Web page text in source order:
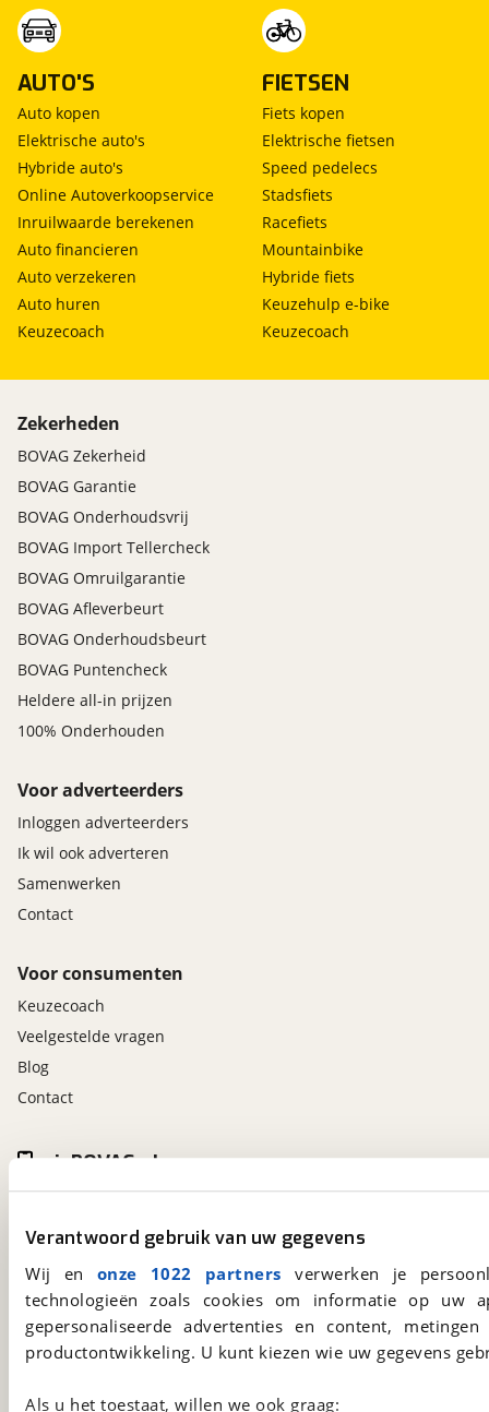
Verantwoord gebruik van uw gegevens
Wij en onze 1022 partners verwerken je
technologieën zoals cookies om informatie op
gepersonaliseerde advertenties en content,
productontwikkeling. U kunt kiezen wie uw gegevens
Als u het toestaat, willen we ook graag:
AUTO'S
Auto kopen
Elektrische auto's
Hybride auto's
Online Autoverkoopservice
Inruilwaarde berekenen
Auto financieren
Auto verzekeren
Auto huren
Keuzecoach
FIETSEN
Fiets kopen
Elektrische fietsen
Speed pedelecs
Stadsfiets
Racefiets
Mountainbike
Hybride fiets
Keuzehulp e-bike
Keuzecoach
Zekerheden
BOVAG Zekerheid
BOVAG Garantie
BOVAG Onderhoudsvrij
BOVAG Import Tellercheck
BOVAG Omruilgarantie
BOVAG Afleverbeurt
BOVAG Onderhoudsbeurt
BOVAG Puntencheck
Heldere all-in prijzen
100% Onderhouden
Voor adverteerders
Inloggen adverteerders
Ik wil ook adverteren
Samenwerken
Contact
Voor consumenten
Keuzecoach
Veelgestelde vragen
Blog
Contact
viaBOVAG.nl
Kosterijland
15
3981 AJBunnik
BOVAG
viaBOVAG.nl app
Altijd het meest recente aanbod bij de hand.